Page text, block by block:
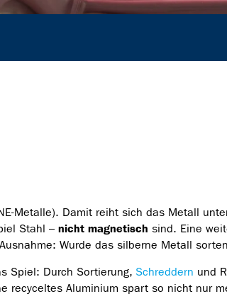
Metalle). Damit reiht sich das Metall
Stahl – nicht magnetisch sind. Eine
Wurde das silberne Metall
Spiel: Durch Sortierung, Schreddern und
recyceltes Aluminium spart so nicht nur